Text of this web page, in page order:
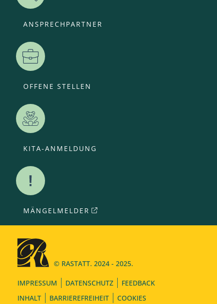
ANSPRECHPARTNER
OFFENE STELLEN
KITA-ANMELDUNG
MÄNGELMELDER
© RASTATT. 2024 - 2025.
IMPRESSUM DATENSCHUTZ
FEEDBACK
INHALT
BARRIEREFREIHEIT COOKIES